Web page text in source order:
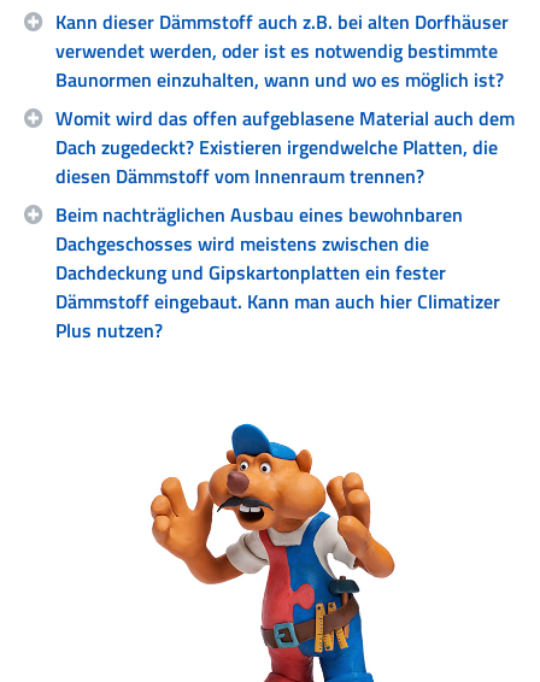
Kann dieser Dämmstoff auch z.B. bei alten Dorfhäuser
verwendet werden, oder ist es notwendig bestimmte
Baunormen einzuhalten, wann und wo es möglich ist?
Womit wird das offen aufgeblasene Material auch dem
Dach zugedeckt? Existieren irgendwelche Platten, die
diesen Dämmstoff vom Innenraum trennen?
Beim nachträglichen Ausbau eines bewohnbaren
Dachgeschosses wird meistens zwischen die
Dachdeckung und Gipskartonplatten ein fester
Dämmstoff eingebaut. Kann man auch hier Climatizer
Plus nutzen?